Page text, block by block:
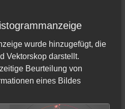
wurde hinzugefügt, die
Vektorskop darstellt.
Beurteilung von
eines Bildes